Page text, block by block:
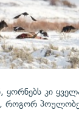
ყორნებს კი
როგორ